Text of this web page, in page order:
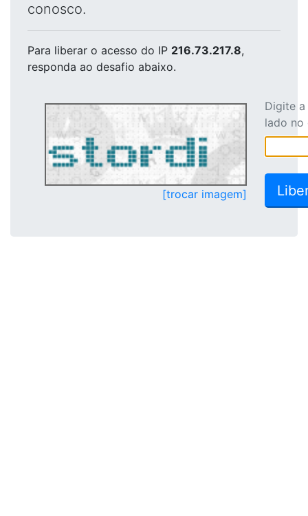
conosco.
Para liberar o acesso do IP 216.73.217.8,
responda ao desafio abaixo.
[trocar imagem]
Digite
lado no